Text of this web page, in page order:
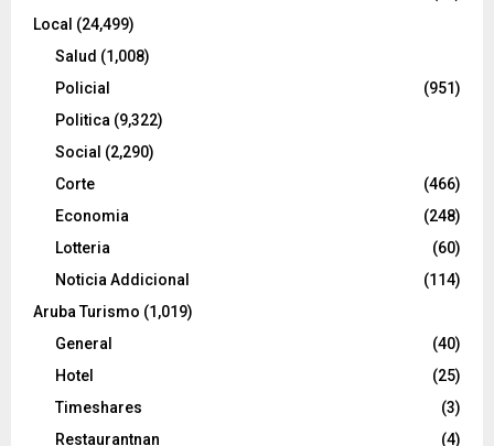
Local (24,499)
Salud (1,008)
Policial
(951)
Politica (9,322)
Social (2,290)
Corte
(466)
Economia
(248)
Lotteria
(60)
Noticia Addicional
(114)
Aruba Turismo (1,019)
General
(40)
Hotel
(25)
Timeshares
(3)
Restaurantnan
(4)